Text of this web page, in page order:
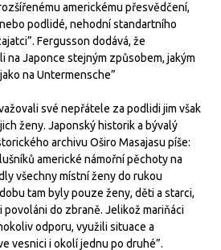
americkému přesvědčení,
podlidé, nehodní standartního
Fergusson dodává, že
na Japonce stejným způsobem, jakým
na Untermensche”
své nepřátele za podlidi jim však
ženy. Japonský historik a bývalý
archivu Oširo Masajasu píše:
americké námořní pěchoty na
všechny místní ženy do rukou
tam byly pouze ženy, děti a starci,
do zbraně. Jelikož mariňáci
odporu, využili situace a
vesnici i okolí jednu po druhé”.